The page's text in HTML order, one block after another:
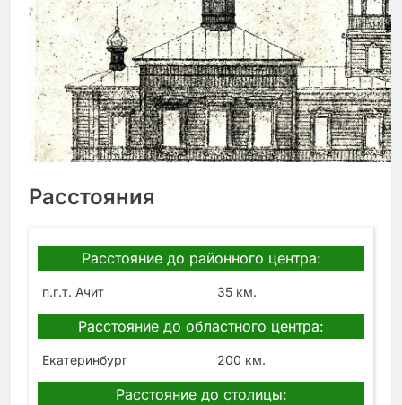
Расстояния
Расстояние до районного центра:
п.г.т. Ачит 35 км.
Расстояние до областного центра:
Екатеринбург 200 км.
Расстояние до столицы: